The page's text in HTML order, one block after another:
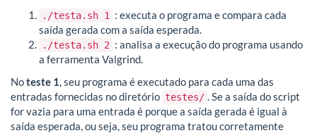
./testa.sh 1 : executa o programa e compara cada
saída gerada com a saída esperada.
./testa.sh 2 : analisa a execução do programa usando
a ferramenta Valgrind.
Noteste 1, seu programa é executado para cada uma das
entradas fornecidas no diretório testes/ . Se a saída do script
for vazia para uma entrada é porque a saída gerada é igual à
saída esperada, ou seja, seu programa tratou corretamente